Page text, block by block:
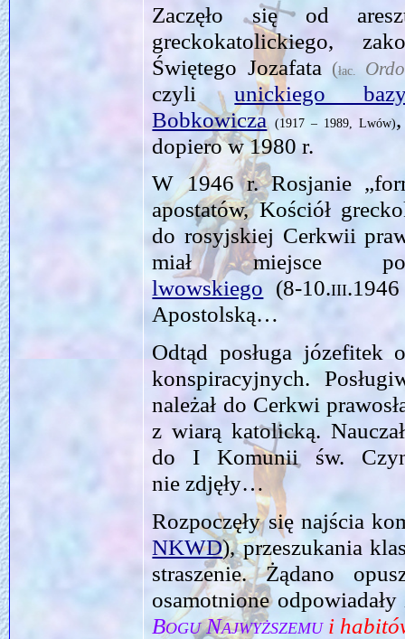
Zaczęło się od
greckokatolickiego,
Świętego Jozafata (łac.
czyliunickiego
Bobkowicza (1917 – 1989, Lwów)
dopiero w 1980 r.
W 1946 r. Rosjanie
apostatów, Kościół
do rosyjskiej Cerkwii
miał miejsce
lwowskiego (8‑10.iii.1946
Apostolską…
Odtąd posługa józefitek
konspiracyjnych.
należał do Cerkwi
z wiarą katolicką.
do I Komunii św.
nie zdjęły…
Rozpoczęły się najścia
NKWD), przeszukania
straszenie. Żądano
osamotnione
Bogu Najwyższemui